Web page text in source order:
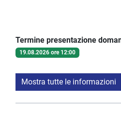
Termine presentazione
19.08.2026 ore 12:00
Mostra tutte le informazioni